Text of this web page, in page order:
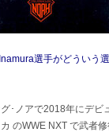
選手がどういう
･ノアで2018年にデビ
のWWE NXT で武者